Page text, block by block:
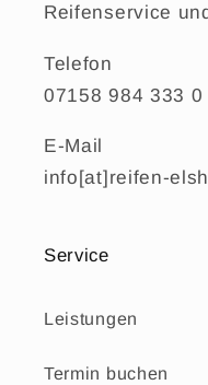
Reifenservice
Telefon
07158 984 333 0
E-Mail
info[at]reifen-
Service
Leistungen
Termin buchen